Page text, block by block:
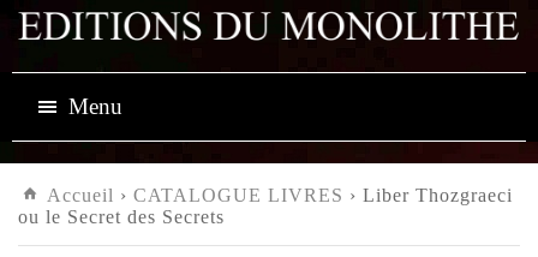
Menu
Accueil ›CATALOGUE LIVRES › Liber Thozgraeci
ou le Secret des Secrets